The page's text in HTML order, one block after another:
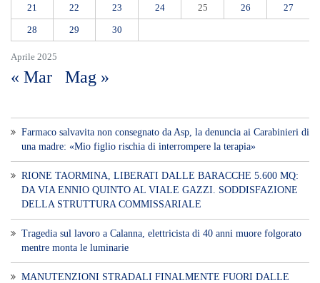
Aprile 2025
21 22 23 24 25 26 27
28 29 30
« Mar Mag »
Farmaco salvavita non consegnato da Asp, la denuncia ai Carabinieri di
una madre: «Mio figlio rischia di interrompere la terapia»
RIONE TAORMINA, LIBERATI DALLE BARACCHE 5.600 MQ:
DA VIA ENNIO QUINTO AL VIALE GAZZI. SODDISFAZIONE
DELLA STRUTTURA COMMISSARIALE
Tragedia sul lavoro a Calanna, elettricista di 40 anni muore folgorato
mentre monta le luminarie
MANUTENZIONI STRADALI FINALMENTE FUORI DALLE